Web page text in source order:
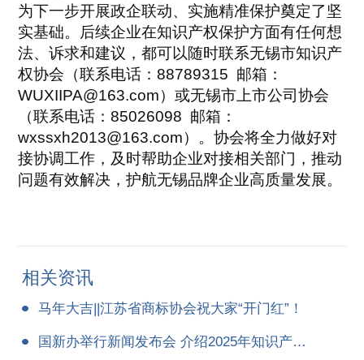
为下一步开展政企联动、实施精准保护奠定了坚
实基础。后续企业在知识产权保护方面有任何想
法、诉求和建议，都可以随时联系无锡市知识产
权协会（联系电话：88789315 邮箱：
WUXIIPA@163.com）或无锡市上市公司协会
（联系电话：85026098 邮箱：
wxssxh2013@163.com）。协会将全力做好对
接协调工作，及时帮助企业对接相关部门，推动
问题有效解决，护航无锡品牌企业高质量发展。
相关资讯
马年大吉||江苏省商标协会祝大家“开门红”！
国新办举行新闻发布会 介绍2025年知识产权工作进展情况